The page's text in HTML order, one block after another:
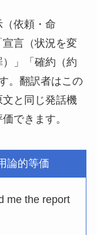
依頼・命
言（状況を変
」「確約（約
。翻訳者はこの
と同じ発話機
できます。
論的等価
me the report